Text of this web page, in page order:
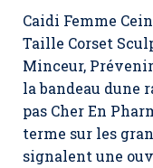
Caidi Femme
Taille Corset
Minceur,
la bandeau dune
pas Cher En
terme sur les
signalent une